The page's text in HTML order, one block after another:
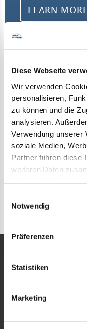
Diese Webseite
Wir verwenden
personalisieren,
zu können und die
analysieren.
Verwendung unserer
soziale Medien,
Partner führen diese
weiteren Daten
Notwendig
Präferenzen
Statistiken
Marketing
LEARN MORE
Getting
Check out
Winkl on our
In case of